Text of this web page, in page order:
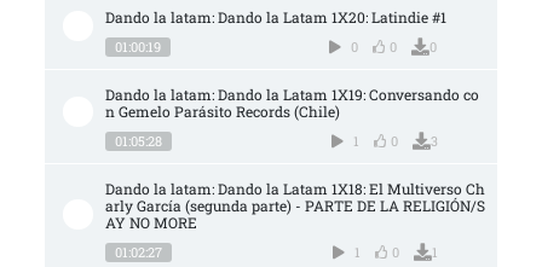
Dando la latam: Dando la Latam 1X20: Latindie #1
01:00:19 0 0 0
Dando la latam: Dando la Latam 1X19: Conversando co
n Gemelo Parásito Records (Chile)
01:05:28 1 0 3
Dando la latam: Dando la Latam 1X18: El Multiverso Ch
arly García (segunda parte) - PARTE DE LA RELIGIÓN/S
AY NO MORE
01:02:27 1 0 1